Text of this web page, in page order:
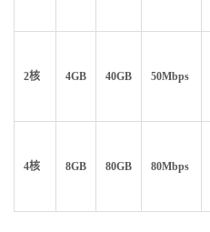
2核 4GB 40GB 50Mbps
4核 8GB 80GB 80Mbps